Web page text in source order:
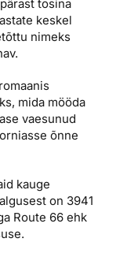
tosina
keskel
nimeks
mida mööda
vaesunud
õnne
kauge
on 3941
Route 66 ehk